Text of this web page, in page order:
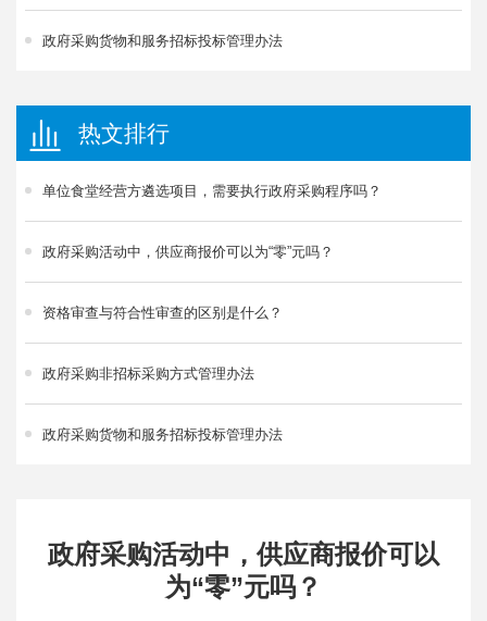
政府采购货物和服务招标投标管理办法
热文排行
单位食堂经营方遴选项目，需要执行政府采购程序吗？
政府采购活动中，供应商报价可以为“零”元吗？
资格审查与符合性审查的区别是什么？
政府采购非招标采购方式管理办法
政府采购货物和服务招标投标管理办法
政府采购活动中，供应商报价可以
为“零”元吗？